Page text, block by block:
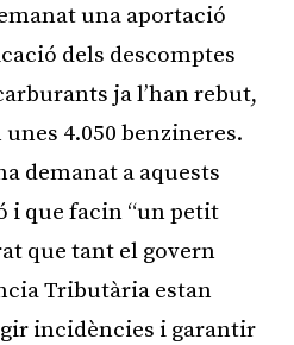
una aportació
dels descomptes
ja l’han rebut,
4.050 benzineres.
demanat a aquests
i que facin “un petit
que tant el govern
Tributària estan
incidències i garantir